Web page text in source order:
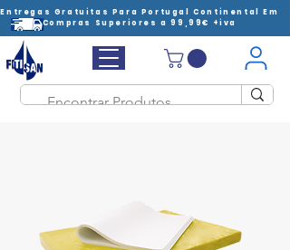
Entregas Gratuitas Para Portugal Continental Em
Compras Superiores a 99,99€ +iva